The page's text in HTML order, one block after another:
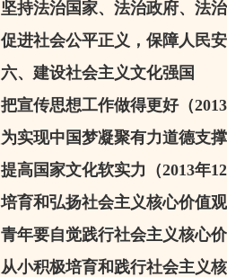
坚持法治国家、法治政府、法
促进社会公平正义，保障人民
六、建设社会主义文化强国
把宣传思想工作做得更好（
为实现中国梦凝聚有力道德支
提高国家文化软实力（2013年
培育和弘扬社会主义核心价值
青年要自觉践行社会主义核心
从小积极培育和践行社会主义